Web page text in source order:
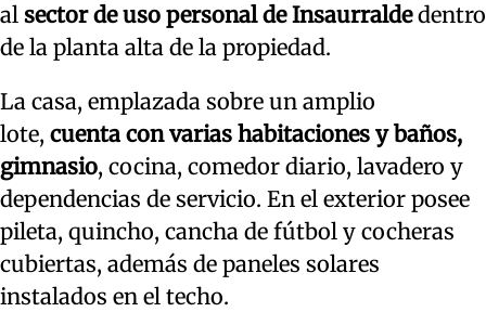
al sector de uso personal de Insaurraldedentro
de la planta alta de la propiedad.
La casa, emplazada sobre un amplio
lote, cuenta con varias habitaciones y baños,
gimnasio, cocina, comedor diario, lavadero y
dependencias de servicio. En el exterior posee
pileta, quincho, cancha de fútbol y cocheras
cubiertas, además de paneles solares
instalados en el techo.